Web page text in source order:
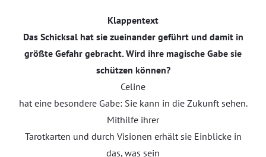
Klappentext
Das Schicksal hat sie zueinander geführt und damit in
größte Gefahr gebracht. Wird ihre magische Gabe sie
schützen können?
Celine
hat eine besondere Gabe: Sie kann in die Zukunft sehen.
Mithilfe ihrer
Tarotkarten und durch Visionen erhält sie Einblicke in
das, was sein